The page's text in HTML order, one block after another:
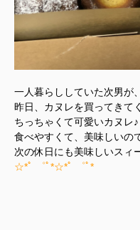
一人暮らししていた次男が
昨日、カヌレを買ってきて
ちっちゃくて可愛いカヌレ♪
食べやすくて、美味しいの
次の休日にも美味しいスィ
☆*ﾟ ゜ﾟ*☆*ﾟ ゜ﾟ*